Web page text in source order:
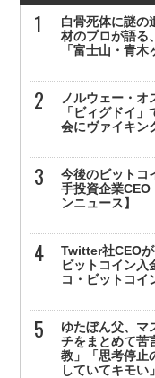
白骨死体に謎
材のプロが語る
「富士山・青
ノルウェー・オ
「ビィグドイ
会にヴァイキン
今後のビットコ
手投資企業CEO
ンニュース】
Twitter社CEO
ビットコイン入
コ・ビットコイ
ゆたぼん父、マ
チをまとめて苦
教」「思考停止
していてキモい」